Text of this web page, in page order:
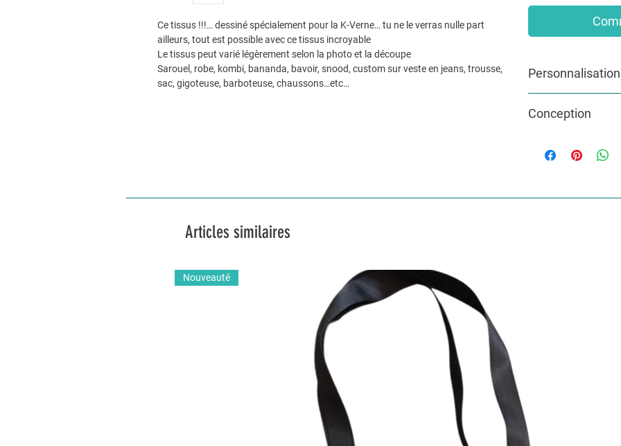
Ce tissus !!!… dessiné spécialement pour la K-Verne… tu ne le verras nulle part
ailleurs, tout est possible avec ce tissus incroyable
Le tissus peut varié légèrement selon la photo et la découpe
Sarouel, robe, kombi, bananda, bavoir, snood, custom sur veste en jeans, trousse,
sac, gigoteuse, barboteuse, chaussons…etc…
Personnalisation
mesure, n’hésitez
Conception
un délai d'une à
Articles similaires
Nouveauté